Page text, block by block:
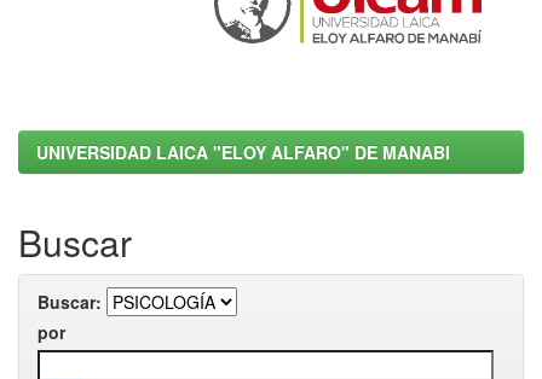
UNIVERSIDAD LAICA "ELOY ALFARO" DE MANABI
Buscar
Buscar:
por